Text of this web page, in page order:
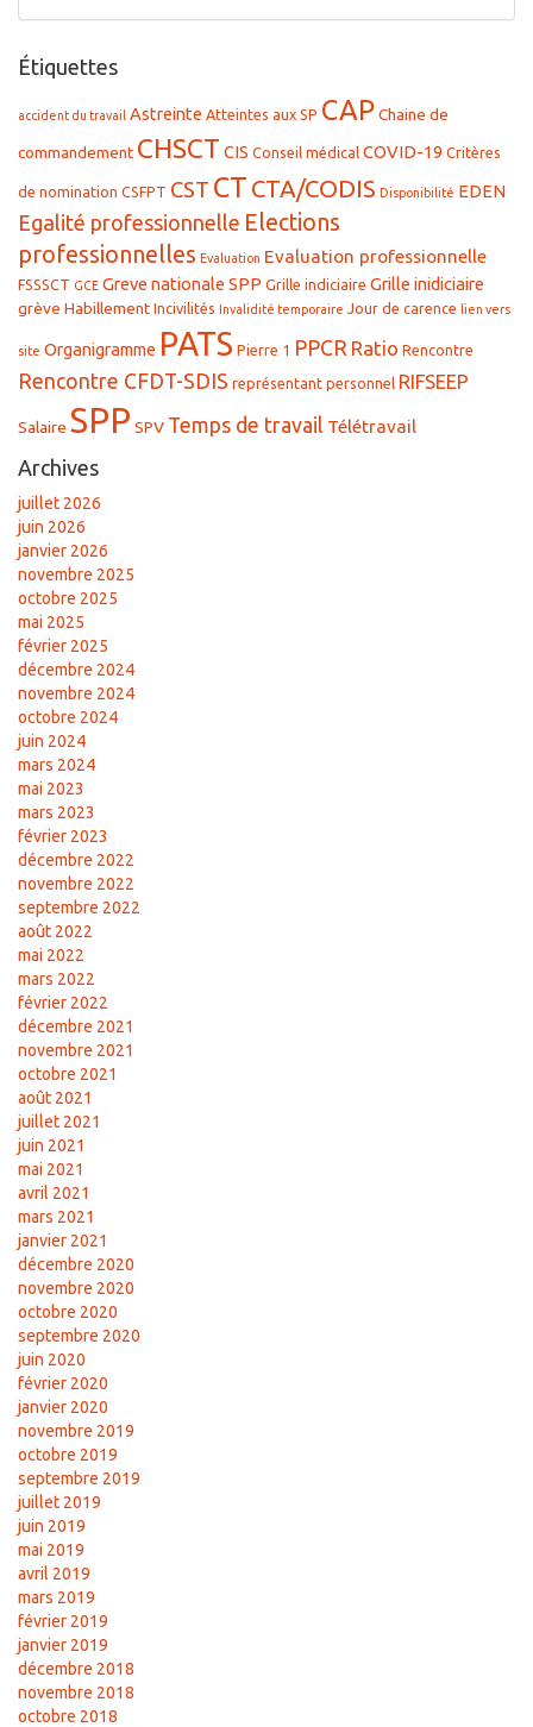
Étiquettes
accident du travail Astreinte Atteintes aux SP CAPChaine de
commandement CHSCT CIS Conseil médical COVID-19 Critères
de nomination CSFPT CST CT CTA/CODIS Disponibilité EDEN
Egalité professionnelle Elections
professionnelles Evaluation Evaluation professionnelle
FSSSCT GCE Greve nationale SPP Grille indiciaire Grille inidiciaire
grève Habillement Incivilités Invalidité temporaire Jour de carence lien vers
site Organigramme PATS Pierre 1 PPCR Ratio Rencontre
Rencontre CFDT-SDIS représentant personnel RIFSEEP
Salaire SPP SPV Temps de travail Télétravail
Archives
juillet 2026
juin 2026
janvier 2026
novembre 2025
octobre 2025
mai 2025
février 2025
décembre 2024
novembre 2024
octobre 2024
juin 2024
mars 2024
mai 2023
mars 2023
février 2023
décembre 2022
novembre 2022
septembre 2022
août 2022
mai 2022
mars 2022
février 2022
décembre 2021
novembre 2021
octobre 2021
août 2021
juillet 2021
juin 2021
mai 2021
avril 2021
mars 2021
janvier 2021
décembre 2020
novembre 2020
octobre 2020
septembre 2020
juin 2020
février 2020
janvier 2020
novembre 2019
octobre 2019
septembre 2019
juillet 2019
juin 2019
mai 2019
avril 2019
mars 2019
février 2019
janvier 2019
décembre 2018
novembre 2018
octobre 2018